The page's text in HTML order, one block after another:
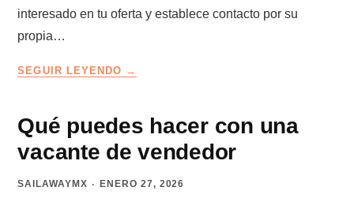
interesado en tu oferta y establece contacto por su
propia…
SEGUIR LEYENDO
LOS
CLIENTES
QUE
SOLOS
Qué puedes hacer con una
vacante de vendedor
SAILAWAYMX ENERO 27, 2026